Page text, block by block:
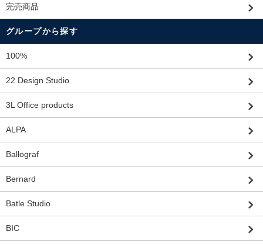
完売商品
グループから探す
100%
22 Design Studio
3L Office products
ALPA
Ballograf
Bernard
Batle Studio
BIC